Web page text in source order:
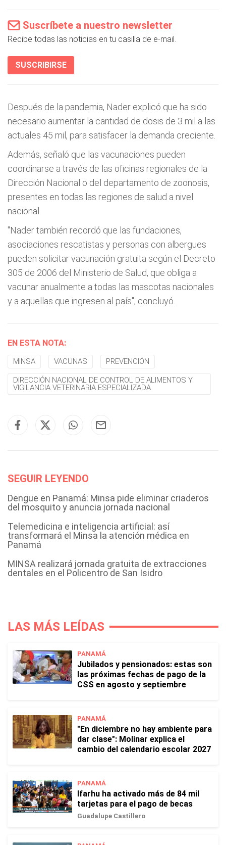
Suscríbete a nuestro newsletter
Recibe todas las noticias en tu casilla de e-mail.
SUSCRIBIRSE
Después de la pandemia, Nader explicó que ha sido
necesario aumentar la cantidad de dosis de 3 mil a las
actuales 45 mil, para satisfacer la demanda creciente.
Además, señaló que las vacunaciones pueden
coordinarse a través de las oficinas regionales de la
Dirección Nacional o del departamento de zoonosis,
presentes en todas las regiones de salud a nivel
nacional.
"Nader también recordó que las fundaciones,
asociaciones rescatistas y personas con albergues
pueden solicitar vacunación gratuita según el Decreto
305 de 2006 del Ministerio de Salud, que obliga a
vacunar anualmente a todas las mascotas nacionales
y a aquellas que ingresen al país", concluyó.
EN ESTA NOTA:
MINSA VACUNAS PREVENCIÓN
DIRECCIÓN NACIONAL DE CONTROL DE ALIMENTOS Y
VIGILANCIA VETERINARIA ESPECIALIZADA
SEGUIR LEYENDO
Dengue en Panamá: Minsa pide eliminar criaderos
del mosquito y anuncia jornada nacional
Telemedicina e inteligencia artificial: así
transformará el Minsa la atención médica en
Panamá
MINSA realizará jornada gratuita de extracciones
dentales en el Policentro de San Isidro
LAS MÁS LEÍDAS
PANAMÁ
Jubilados y pensionados: estas son
las próximas fechas de pago de la
CSS en agosto y septiembre
PANAMÁ
"En diciembre no hay ambiente para
dar clase": Molinar explica el
cambio del calendario escolar 2027
PANAMÁ
Ifarhu ha activado más de 84 mil
tarjetas para el pago de becas
Guadalupe Castillero